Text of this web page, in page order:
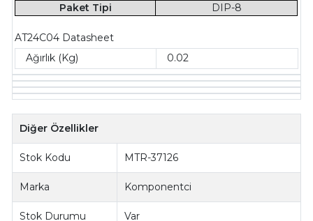
Paket Tipi
DIP-8
AT24C04 Datasheet
Ağırlık (Kg)
0.02
Diğer Özellikler
Stok Kodu MTR-37126
Marka Komponentci
Stok Durumu Var